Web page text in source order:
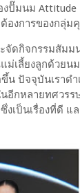
องปั๊มนม
งการของกลุ่ม
ดกิจกรรมสัมม
ม่เลี้ยงลูกด้วย
น ปัจจุบันเรา
นอีกหลายทศว
เป็นเรื่องที่ดี